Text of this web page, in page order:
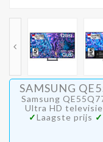
SAMSUNG
Samsung
Ultra HD
✓Laagste prijs ✓